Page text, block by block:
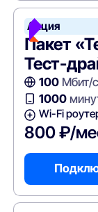
Акция
Пакет
Тест-
100Мбит/с
1000
Wi-Fi
800 ₽/